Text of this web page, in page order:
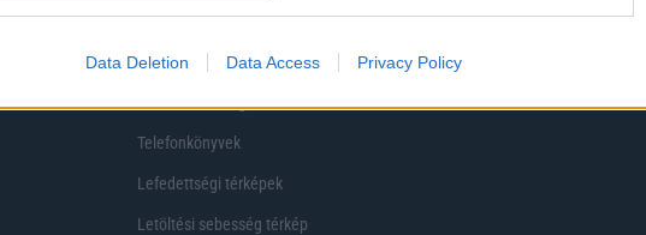
Data Deletion Data Access Privacy Policy
Yettel akciók Wiki
Internet sebességmérő
Telefonkönyvek
Lefedettségi térképek
Letöltési sebesség térkép